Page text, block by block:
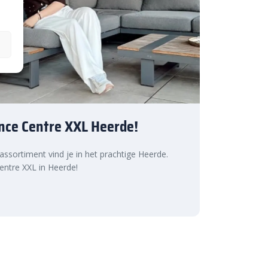
Centre XXL Heerde!
vind je in het prachtige Heerde.
XXL in Heerde!